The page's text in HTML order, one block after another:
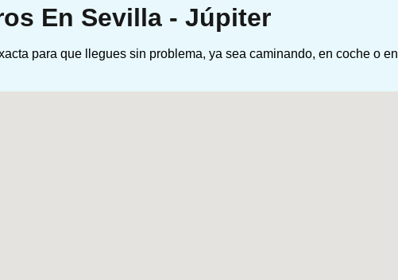
En Sevilla - Júpiter
para que llegues sin problema, ya sea caminando, en coche o en